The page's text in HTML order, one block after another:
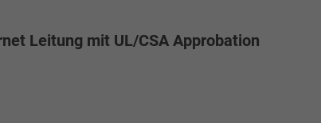
Leitung mit UL/CSA Approbation